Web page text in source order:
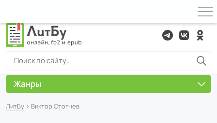
ЛитБу › Виктор Стогнев
Жанры